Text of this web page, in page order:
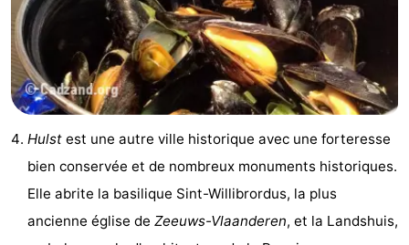
Hulst est une autre ville historique avec une forteresse
bien conservée et de nombreux monuments historiques.
Elle abrite la basilique Sint-Willibrordus, la plus
ancienne église de Zeeuws-Vlaanderen, et la Landshuis,